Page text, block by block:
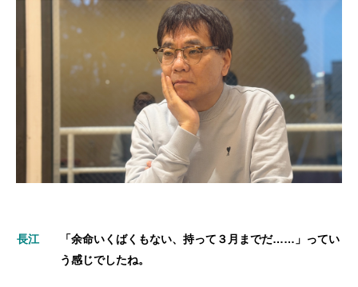
長江
「余命いくばくもない、持って３月までだ……」ってい
う感じでしたね。